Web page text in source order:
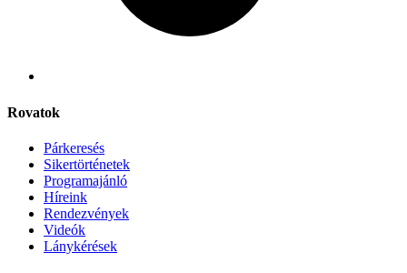
Rovatok
Párkeresés
Sikertörténetek
Programajánló
Híreink
Rendezvények
Videók
Lánykérések